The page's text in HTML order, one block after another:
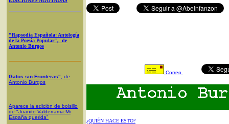
"Rapsodia Española: Antología
de la Poesía Popular", de
Antonio Burgos
Gatos sin Fronteras" , de
Antonio Burgos
Aparece la edición de bolsillo
de "Juanito Valderrama:Mi
España querida"
Correo
¿QUIÉN HACE ESTO?